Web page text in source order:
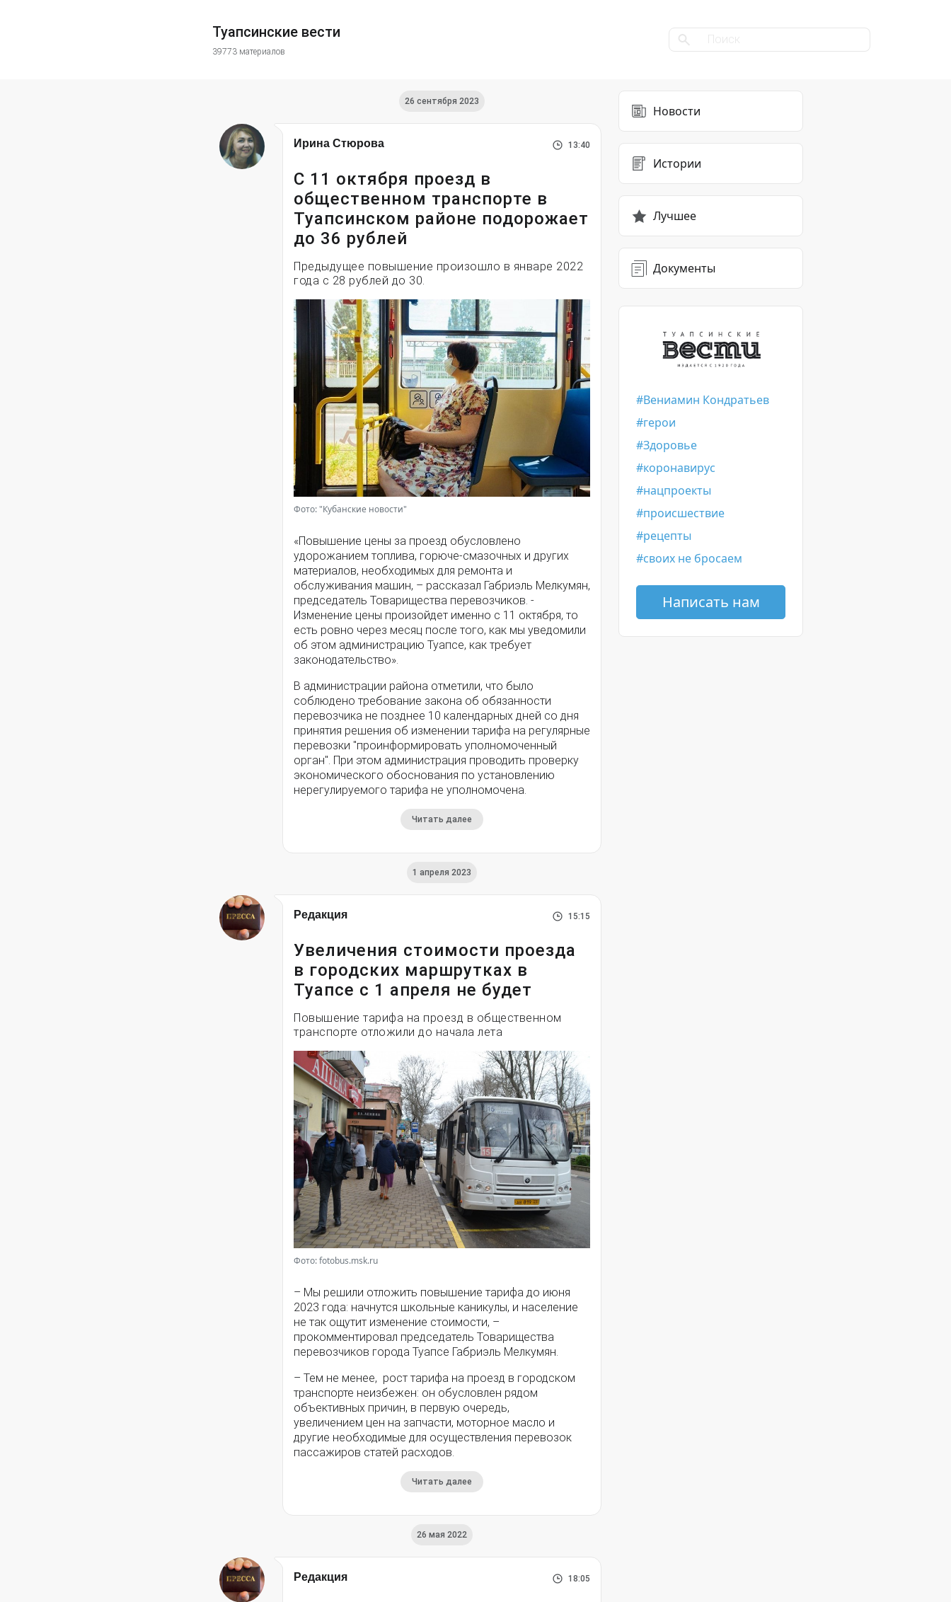
Туапсинские вести
39773 материалов
26 сентября 2023
Ирина Стюрова 13:40
С 11 октября проезд в
общественном транспорте в
Туапсинском районе подорожает
до 36 рублей
Предыдущее повышение произошло в январе 2022
года с 28 рублей до 30.
Фото: "Кубанские новости"
«Повышение цены за проезд обусловлено
удорожанием топлива, горюче-смазочных и других
материалов, необходимых для ремонта и
обслуживания машин, – рассказал Габриэль Мелкумян,
председатель Товарищества перевозчиков. -
Изменение цены произойдет именно с 11 октября, то
есть ровно через месяц после того, как мы уведомили
об этом администрацию Туапсе, как требует
законодательство».
В администрации района отметили, что было
соблюдено требование закона об обязанности
перевозчика не позднее 10 календарных дней со дня
принятия решения об изменении тарифа на регулярные
перевозки "проинформировать уполномоченный
орган". При этом администрация проводить проверку
экономического обоснования по установлению
нерегулируемого тарифа не уполномочена.
Читать далее
1 апреля 2023
Редакция 15:15
Увеличения стоимости проезда
в городских маршрутках в
Туапсе c 1 апреля не будет
Повышение тарифа на проезд в общественном
транспорте отложили до начала лета
Фото: fotobus.msk.ru
– Мы решили отложить повышение тарифа до июня
2023 года: начнутся школьные каникулы, и население
не так ощутит изменение стоимости, –
прокомментировал председатель Товарищества
перевозчиков города Туапсе Габриэль Мелкумян.
– Тем не менее, рост тарифа на проезд в городском
транспорте неизбежен: он обусловлен рядом
объективных причин, в первую очередь,
увеличением цен на запчасти, моторное масло и
другие необходимые для осуществления перевозок
пассажиров статей расходов.
Читать далее
26 мая 2022
Редакция 18:05
Новости
Истории
Лучшее
Документы
Вениамин Кондратьев
герои
Здоровье
коронавирус
нацпроекты
происшествие
рецепты
своих не бросаем
Написать нам